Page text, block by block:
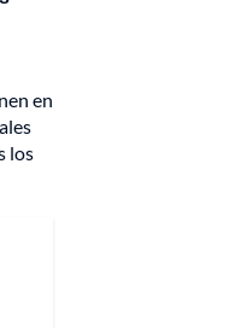
en
los